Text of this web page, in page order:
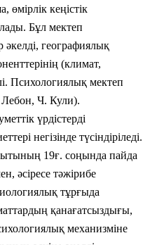
кеңістік
Бұл мектеп
географиялық
(климат,
Психологиялық мектеп
Ч. Кули).
үрдістерді
негізінде түсіндіріледі.
19ғ. соңында пайда
әсіресе тәжірибе
тұрғыда
қанағатсыздығы,
механизміне